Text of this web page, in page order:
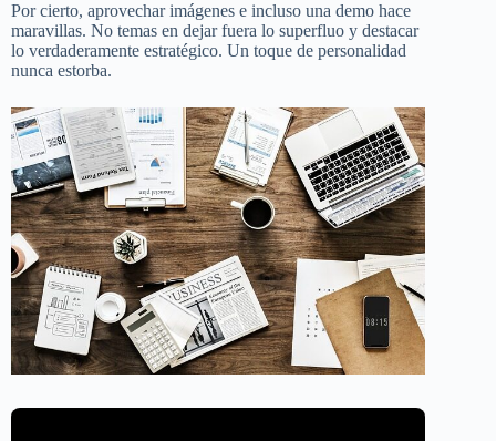
Por cierto, aprovechar imágenes e incluso una demo hace
maravillas. No temas en dejar fuera lo superfluo y destacar
lo verdaderamente estratégico. Un toque de personalidad
nunca estorba.